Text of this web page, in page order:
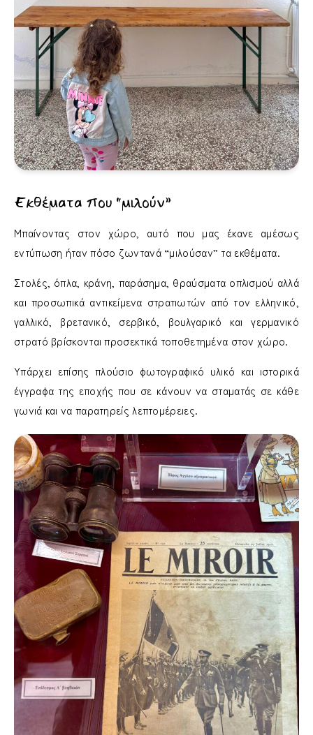
Εκθέματα που “μιλούν”
Μπαίνοντας στον χώρο, αυτό που μας έκανε αμέσως
εντύπωση ήταν πόσο ζωντανά “μιλούσαν” τα εκθέματα.
Στολές, όπλα, κράνη, παράσημα, θραύσματα οπλισμού αλλά
και προσωπικά αντικείμενα στρατιωτών από τον ελληνικό,
γαλλικό, βρετανικό, σερβικό, βουλγαρικό και γερμανικό
στρατό βρίσκονται προσεκτικά τοποθετημένα στον χώρο.
Υπάρχει επίσης πλούσιο φωτογραφικό υλικό και ιστορικά
έγγραφα της εποχής που σε κάνουν να σταματάς σε κάθε
γωνιά και να παρατηρείς λεπτομέρειες.